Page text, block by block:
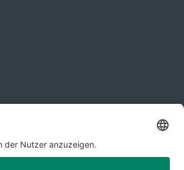
facebooklinkedinyoutubeinstagram
xing